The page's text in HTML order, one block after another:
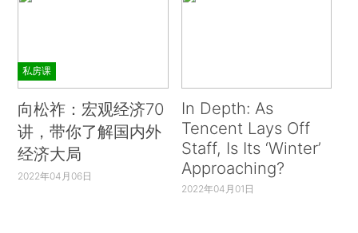
私房课
向松祚：宏观经济70
讲，带你了解国内外
经济大局
2022年04月06日
In Depth: As
Tencent Lays Off
Staff, Is Its ‘Winter’
Approaching?
2022年04月01日